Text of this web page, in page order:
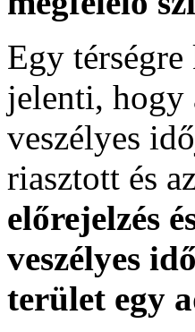
Egy
jelenti, hogy
veszélyes
riasztott és
előrejelzés
veszélyes
terület egy